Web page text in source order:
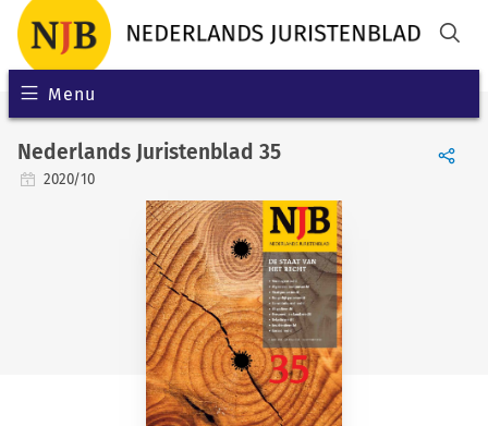
Menu
Nederlands Juristenblad 35
2020/10